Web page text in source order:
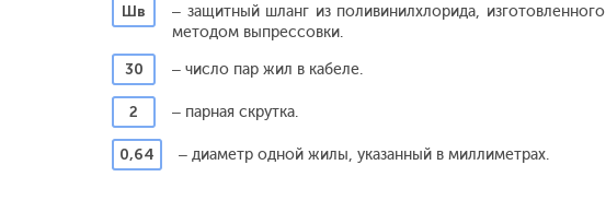
Шв
– защитный шланг из поливинилхлорида, изготовленного
методом выпрессовки.
30
– число пар жил в кабеле.
2 – парная скрутка.
0,64 – диаметр одной жилы, указанный в миллиметрах.